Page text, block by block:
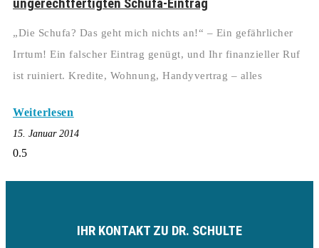
ungerechtfertigten Schufa-Eintrag
„Die Schufa? Das geht mich nichts an!“ – Ein gefährlicher
Irrtum! Ein falscher Eintrag genügt, und Ihr finanzieller Ruf
ist ruiniert. Kredite, Wohnung, Handyvertrag – alles
Weiterlesen
15. Januar 2014
IHR KONTAKT ZU DR. SCHULTE